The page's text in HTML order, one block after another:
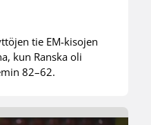
tie EM-kisojen
kun Ranska oli
82–62.